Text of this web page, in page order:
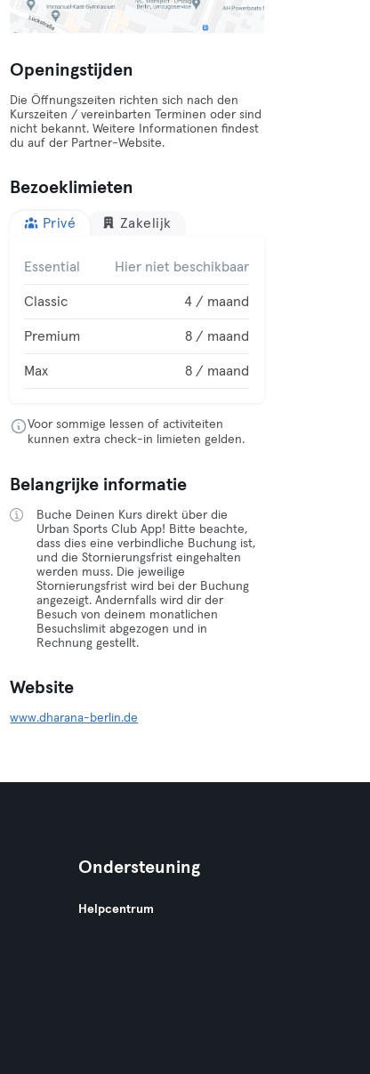
Openingstijden
Die Öffnungszeiten richten sich nach den
Kurszeiten / vereinbarten Terminen oder sind
nicht bekannt. Weitere Informationen findest
du auf der Partner-Website.
Bezoeklimieten
Privé Zakelijk
Essential Hier niet beschikbaar
Classic 4 / maand
Premium 8 / maand
Max 8 / maand
Voor sommige lessen of activiteiten
kunnen extra check-in limieten gelden.
Belangrijke informatie
Buche Deinen Kurs direkt über die
Urban Sports Club App! Bitte beachte,
dass dies eine verbindliche Buchung ist,
und die Stornierungsfrist eingehalten
werden muss. Die jeweilige
Stornierungsfrist wird bei der Buchung
angezeigt. Andernfalls wird dir der
Besuch von deinem monatlichen
Besuchslimit abgezogen und in
Rechnung gestellt.
Website
www.dharana-berlin.de
Ondersteuning
Helpcentrum